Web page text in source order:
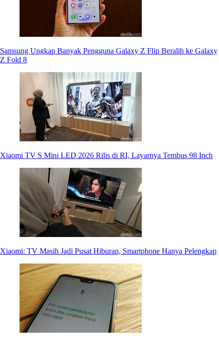
Samsung Ungkap Banyak Pengguna Galaxy Z Flip Beralih ke Galaxy
Z Fold 8
Xiaomi TV S Mini LED 2026 Rilis di RI, Layarnya Tembus 98 Inch
Xiaomi: TV Masih Jadi Pusat Hiburan, Smartphone Hanya Pelengkap